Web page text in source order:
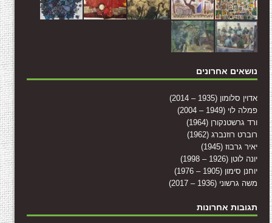
נושאים אחרונים
אדוין סלומון (1935 – 2014)
פמלה לוי (1949 – 2004)
ורד גרשטנקורן (1964)
רוברט רוזנברג (1962)
יאיר גרבוז (1945)
יונה לוטן (1926 – 1998)
יוחנן סימון (1905 – 1976)
משה גרשוני (1936 – 2017)
תגובות אחרונות